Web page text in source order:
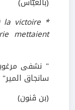
la victoire *
mettaient
" نشفى
سانجاق المير"
(بن ڤنون)